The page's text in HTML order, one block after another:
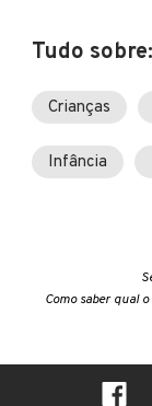
Tudo sobre:
Crianças
Infância
Como saber qual